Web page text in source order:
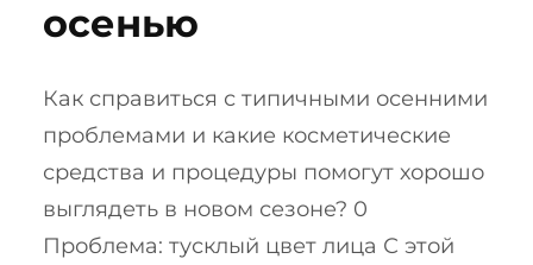
осенью
Как справиться с типичными осенними
проблемами и какие косметические
средства и процедуры помогут хорошо
выглядеть в новом сезоне? 0
Проблема: тусклый цвет лица С этой